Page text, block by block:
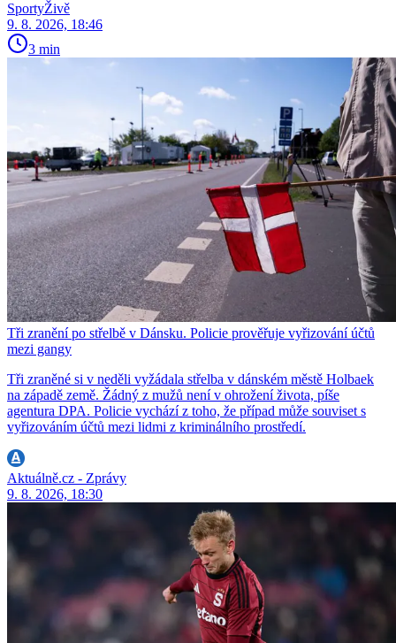
SportyŽivě
9. 8. 2026, 18:46
3 min
Tři zranění po střelbě v Dánsku. Policie prověřuje vyřizování účtů
mezi gangy
Tři zraněné si v neděli vyžádala střelba v dánském městě Holbaek
na západě země. Žádný z mužů není v ohrožení života, píše
agentura DPA. Policie vychází z toho, že případ může souviset s
vyřizováním účtů mezi lidmi z kriminálního prostředí.
Aktuálně.cz - Zprávy
9. 8. 2026, 18:30